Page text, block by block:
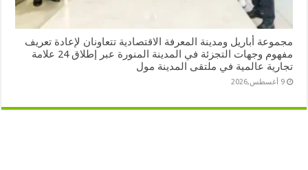
مجموعة أباريل ومدينة المعرفة الاقتصادية تتعاونان لإعادة تعريف
مفهوم وجهات التجزئة في المدينة المنورة عبر إطلاق 24 علامة
تجارية عالمية في ملتقى المدينة مول
9 أغسطس,2026